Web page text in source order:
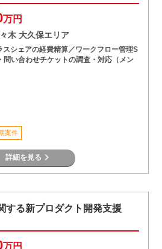
万円
木 大久保エリア
スシェアの経費精算／ワークフロー管理S
問い合わせチケットの調査・対応（メン
案件
詳細を見る
する新プロダクト開発支援
万円